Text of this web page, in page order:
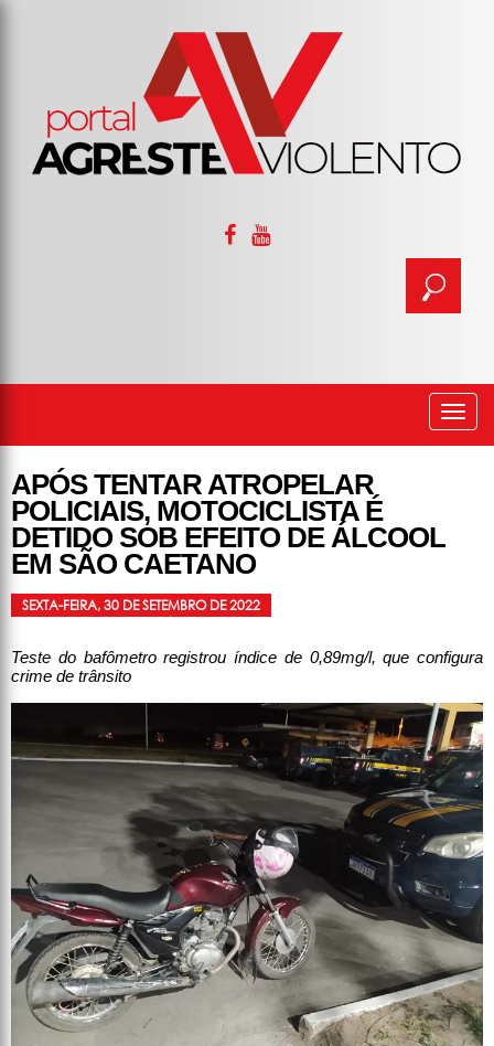
APÓS TENTAR ATROPELAR
POLICIAIS, MOTOCICLISTA É
DETIDO SOB EFEITO DE ÁLCOOL
EM SÃO CAETANO
SEXTA-FEIRA, 30 DE SETEMBRO DE 2022
Teste do bafômetro registrou índice de 0,89mg/l, que configura
crime de trânsito